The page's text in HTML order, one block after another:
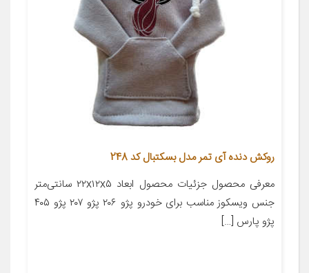
روکش دنده آی تمر مدل بسکتبال کد 248
معرفی محصول جزئیات محصول ابعاد ۲۲x۱۲x۵ سانتی‌متر
جنس ویسکوز مناسب برای خودرو پژو ۲۰۶ پژو ۲۰۷ پژو ۴۰۵
پژو پارس […]